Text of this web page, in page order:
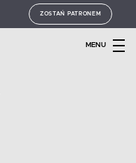
ZOSTAŃ PATRONEM
MENU